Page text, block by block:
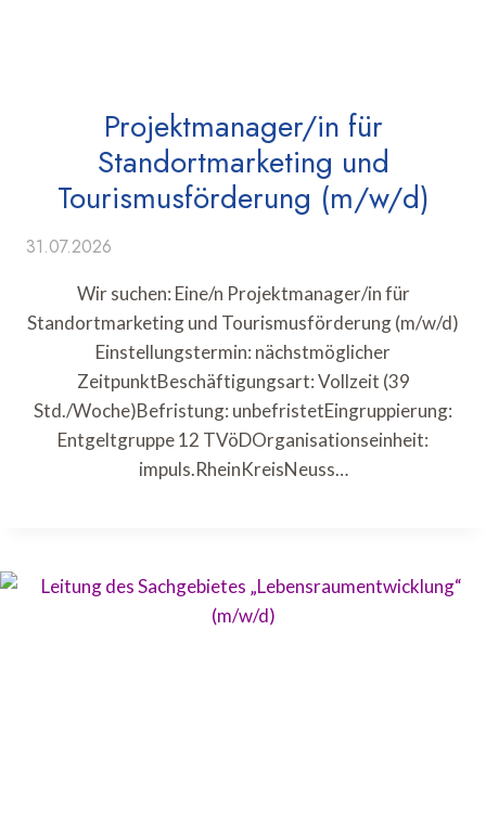
Projektmanager/in für
Standortmarketing und
Tourismusförderung (m/w/d)
31.07.2026
Wir suchen: Eine/n Projektmanager/in für
Standortmarketing und Tourismusförderung (m/w/d)
Einstellungstermin: nächstmöglicher
ZeitpunktBeschäftigungsart: Vollzeit (39
Std./Woche)Befristung: unbefristetEingruppierung:
Entgeltgruppe 12 TVöDOrganisationseinheit:
impuls.RheinKreisNeuss…